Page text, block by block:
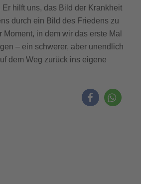
hilft uns, das Bild der Krankheit
durch ein Bild des Friedens zu
Moment, in dem wir das erste Mal
– ein schwerer, aber unendlich
dem Weg zurück ins eigene